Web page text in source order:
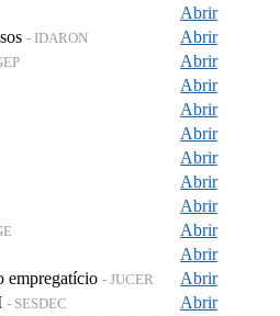
Abrir
- IDARON
Abrir
Abrir
Abrir
Abrir
Abrir
Abrir
Abrir
Abrir
Abrir
Abrir
empregatício - JUCER
Abrir
- SESDEC
Abrir